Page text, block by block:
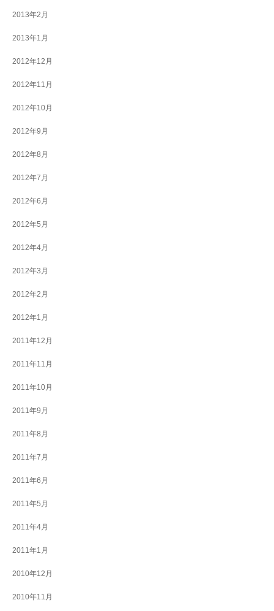
2013年2月
2013年1月
2012年12月
2012年11月
2012年10月
2012年9月
2012年8月
2012年7月
2012年6月
2012年5月
2012年4月
2012年3月
2012年2月
2012年1月
2011年12月
2011年11月
2011年10月
2011年9月
2011年8月
2011年7月
2011年6月
2011年5月
2011年4月
2011年1月
2010年12月
2010年11月